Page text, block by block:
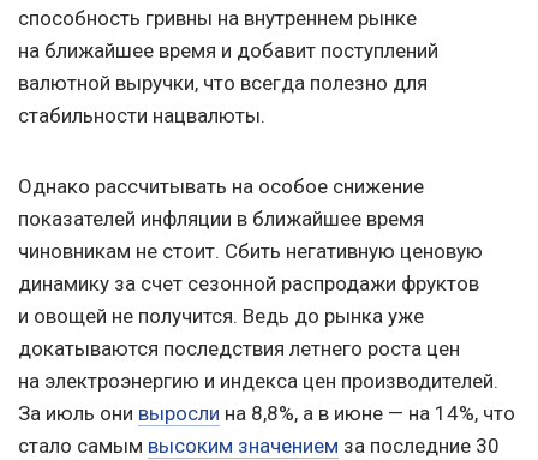
способность гривны на внутреннем рынке
на ближайшее время и добавит поступлений
валютной выручки, что всегда полезно для
стабильности нацвалюты.
Однако рассчитывать на особое снижение
показателей инфляции в ближайшее время
чиновникам не стоит. Сбить негативную ценовую
динамику за счет сезонной распродажи фруктов
и овощей не получится. Ведь до рынка уже
докатываются последствия летнего роста цен
на электроэнергию и индекса цен производителей.
За июль они выросли на 8,8%, а в июне — на 14%, что
стало самым высоким значением за последние 30